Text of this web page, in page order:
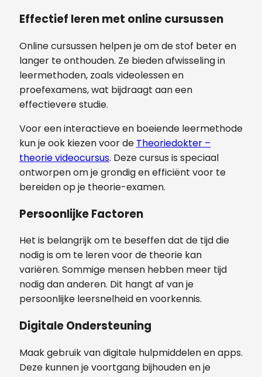
Effectief leren met online cursussen
Online cursussen helpen je om de stof beter en
langer te onthouden. Ze bieden afwisseling in
leermethoden, zoals videolessen en
proefexamens, wat bijdraagt aan een
effectievere studie.
Voor een interactieve en boeiende leermethode
kun je ook kiezen voor de Theoriedokter –
theorie videocursus. Deze cursus is speciaal
ontworpen om je grondig en efficiënt voor te
bereiden op je theorie-examen.
Persoonlijke Factoren
Het is belangrijk om te beseffen dat de tijd die
nodig is om te leren voor de theorie kan
variëren. Sommige mensen hebben meer tijd
nodig dan anderen. Dit hangt af van je
persoonlijke leersnelheid en voorkennis.
Digitale Ondersteuning
Maak gebruik van digitale hulpmiddelen en apps.
Deze kunnen je voortgang bijhouden en je